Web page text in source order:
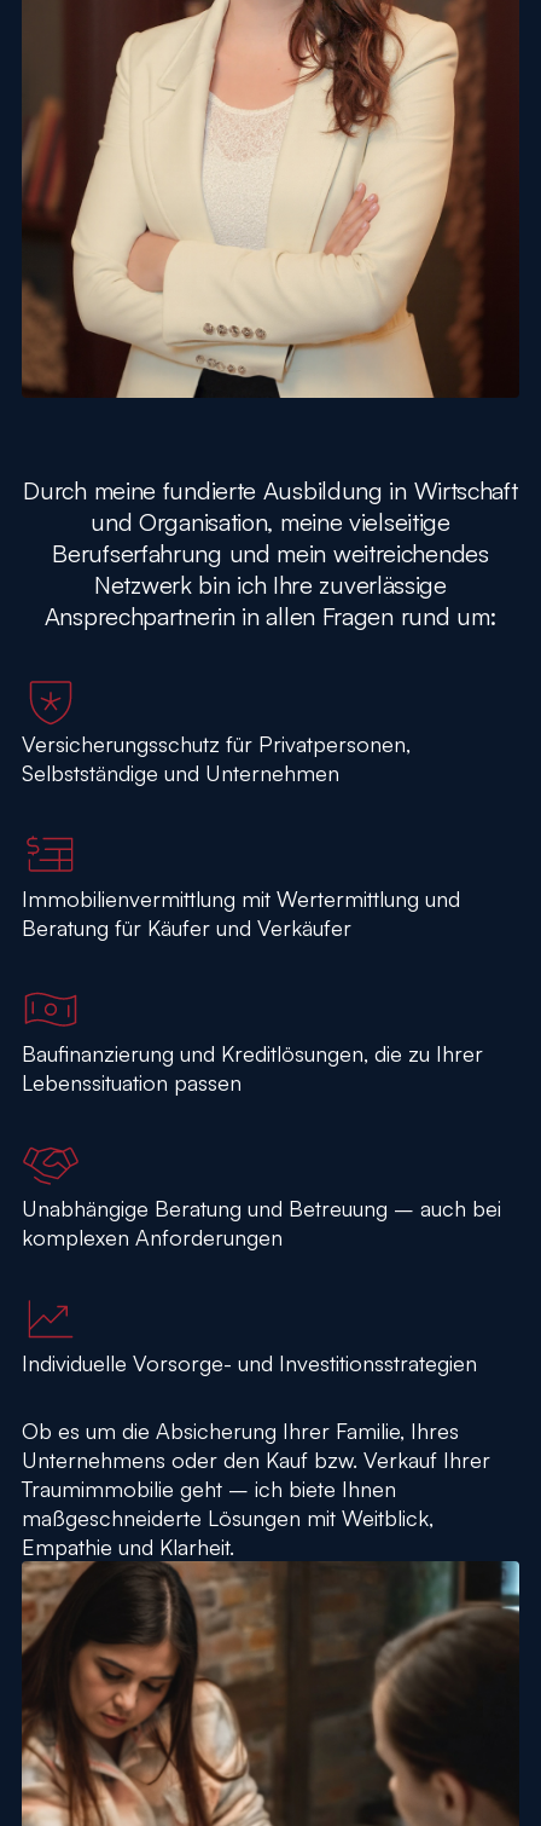
Durch meine fundierte Ausbildung in Wirtschaft
und Organisation, meine vielseitige
Berufserfahrung und mein weitreichendes
Netzwerk bin ich Ihre zuverlässige
Ansprechpartnerin in allen Fragen rund um:
Versicherungsschutz für Privatpersonen,
Selbstständige und Unternehmen
Immobilienvermittlung mit Wertermittlung und
Beratung für Käufer und Verkäufer
Baufinanzierung und Kreditlösungen, die zu Ihrer
Lebenssituation passen
Unabhängige Beratung und Betreuung – auch bei
komplexen Anforderungen
Individuelle Vorsorge- und Investitionsstrategien
Ob es um die Absicherung Ihrer Familie, Ihres
Unternehmens oder den Kauf bzw. Verkauf Ihrer
Traumimmobilie geht – ich biete Ihnen
maßgeschneiderte Lösungen mit Weitblick,
Empathie und Klarheit.